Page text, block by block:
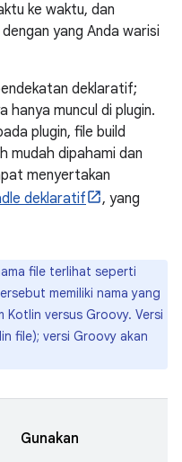
ke waktu, dan
yang Anda warisi
deklaratif;
hanya muncul di plugin.
plugin, file build
mudah dipahami dan
menyertakan
deklaratif
, yang
file terlihat seperti
memiliki nama yang
versus Groovy. Versi
file); versi Groovy akan
Gunakan